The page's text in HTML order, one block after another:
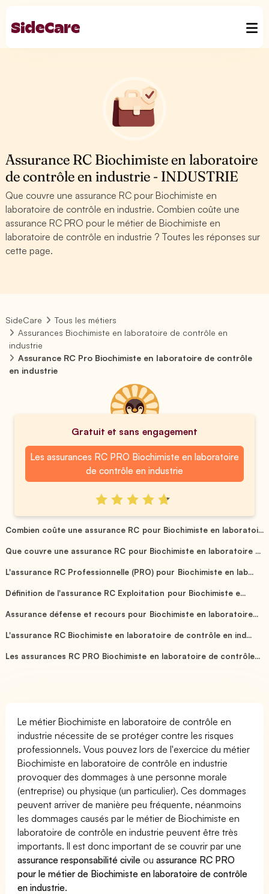
Assurance RC Biochimiste en laboratoire
de contrôle en industrie - INDUSTRIE
Que couvre une assurance RC pour Biochimiste en
laboratoire de contrôle en industrie. Combien coûte une
assurance RC PRO pour le métier de Biochimiste en
laboratoire de contrôle en industrie ? Toutes les réponses sur
cette page.
SideCare
Tous les métiers
Assurances Biochimiste en laboratoire de contrôle en
industrie
Assurance RC Pro Biochimiste en laboratoire de contrôle
en industrie
Gratuit et sans engagement
Les assurances RC PRO Biochimiste en laboratoire
de contrôle en industrie
Combien coûte une assurance RC pour Biochimiste en laboratoi...
Que couvre une assurance RC pour Biochimiste en laboratoire ...
L'assurance RC Professionnelle (PRO) pour Biochimiste en lab...
Définition de l'assurance RC Exploitation pour Biochimiste e...
Assurance défense et recours pour Biochimiste en laboratoire...
L'assurance RC Biochimiste en laboratoire de contrôle en ind...
Les assurances RC PRO Biochimiste en laboratoire de contrôle...
Le métier Biochimiste en laboratoire de contrôle en
industrie nécessite de se protéger contre les risques
professionnels. Vous pouvez lors de l'exercice du métier
Biochimiste en laboratoire de contrôle en industrie
provoquer des dommages à une personne morale
(entreprise) ou physique (un particulier). Ces dommages
peuvent arriver de manière peu fréquente, néanmoins
les dommages causés par le métier de Biochimiste en
laboratoire de contrôle en industrie peuvent être très
importants. Il est donc important de se couvrir par une
assurance responsabilité civile ouassurance RC PRO
pour le métier de Biochimiste en laboratoire de contrôle
en industrie.